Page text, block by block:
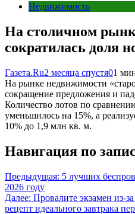
Недвижимость
На столичном
сократилась доля
Газета.Ru2 месяца спустя01
На рынке недвижимости
сокращение предложения и
Количество лотов по
уменьшилось на 15%, а
10% до 1,9 млн кв. м.
Навигация по
Предыдущая: 5 лучших
2026 году
Далее: Провалите экзамен из-
рецепт идеального завтрака